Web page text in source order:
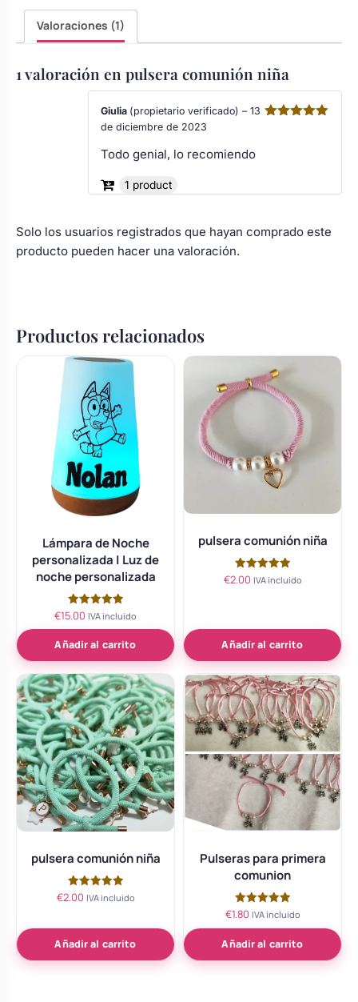
Valoraciones (1)
1 valoración en pulsera comunión niña
Giulia (propietario verificado) – 13
de diciembre de 2023
Todo genial, lo recomiendo
1 product
Solo los usuarios registrados que hayan comprado este
producto pueden hacer una valoración.
Productos relacionados
Lámpara de Noche
personalizada | Luz de
noche personalizada
Valorado
de 5
€15.00 IVA incluido
Añadir al carrito
pulsera comunión niña
Valorado
€2.00 IVA incluido
Añadir al carrito
pulsera comunión niña
Valorado
€2.00 IVA incluido
Añadir al carrito
Pulseras para primera
comunion
Valorado
5.00
de 5
€1.80 IVA incluido
Añadir al carrito